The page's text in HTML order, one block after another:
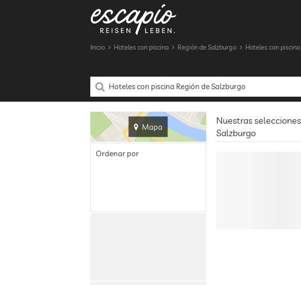
Inicio Hoteles con piscina Región de Salzburgo Hoteles con
Mapa
Nuestras
Salzburgo
Ordenar por